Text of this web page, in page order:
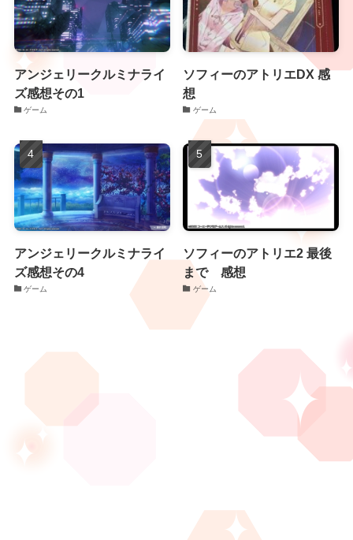
アンジェリークルミナライ
ズ感想その1
ゲーム
ソフィーのアトリエDX 感
想
ゲーム
アンジェリークルミナライ
ズ感想その4
ゲーム
ソフィーのアトリエ2 最後
まで 感想
ゲーム